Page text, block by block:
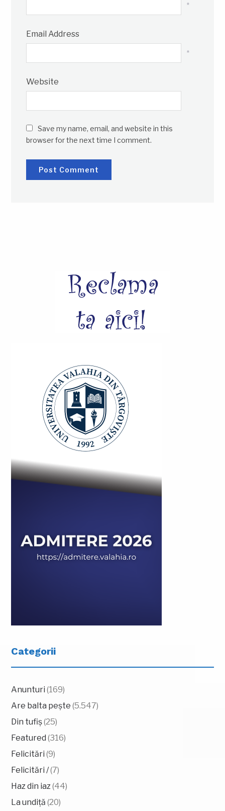
*
Email Address
*
Website
Save my name, email, and website in this
browser for the next time I comment.
Categorii
Anunturi (169)
Are balta pește (5.547)
Din tufiș(25)
Featured (316)
Felicitări (9)
Felicitări /(7)
Haz din iaz(44)
La undiță (20)